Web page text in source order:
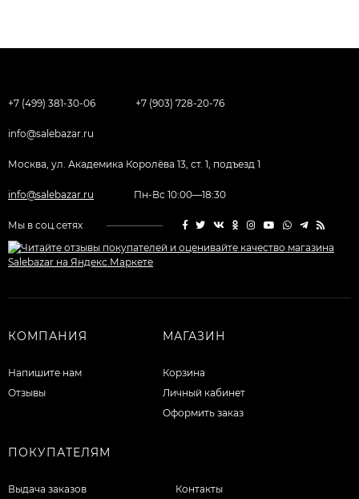
+7 (499) 381-30-06 +7 (903) 728-20-76
info@salebazar.ru
Москва, ул. Академика Королёва 13, ст. 1, подъезд 1
info@salebazar.ru Пн-Вс 10:00—18:30
Мы в соц.сетях
КОМПАНИЯ
Напишите нам
Отзывы
МАГАЗИН
Корзина
Личный кабинет
Оформить заказ
ПОКУПАТЕЛЯМ
Выдача заказов Контакты